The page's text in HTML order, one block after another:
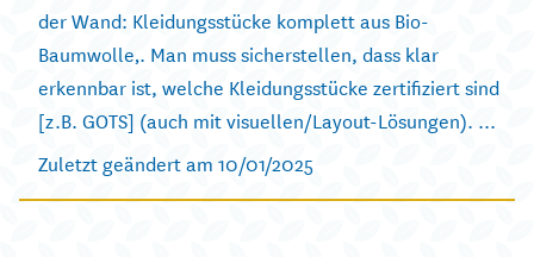
der Wand: Kleidungsstücke komplett aus Bio-
Baumwolle‚. Man muss sicherstellen, dass klar
erkennbar ist, welche Kleidungsstücke zertifiziert sind
[z.B. GOTS] (auch mit visuellen/Layout-Lösungen). ...
Zuletzt geändert am 10/01/2025